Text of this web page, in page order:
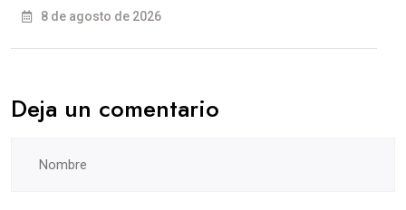
8 de agosto de 2026
Deja un comentario